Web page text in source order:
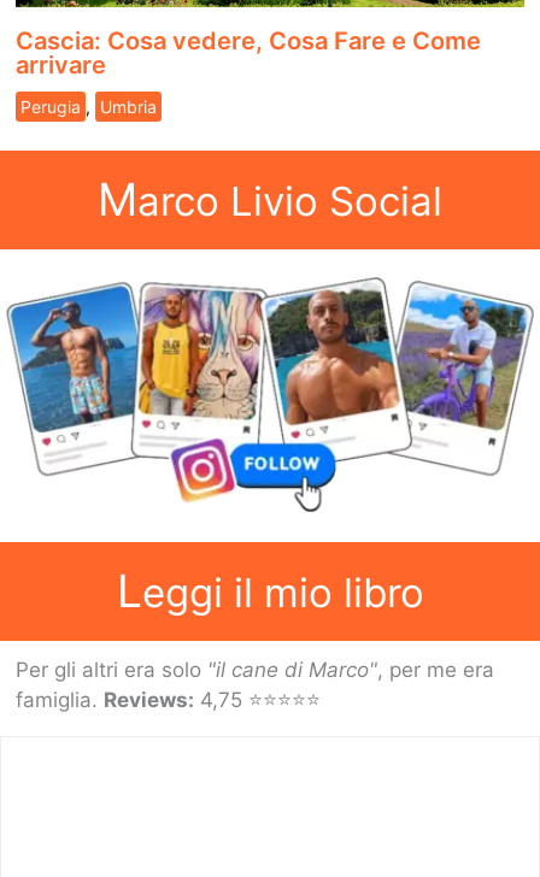
Cascia: Cosa vedere, Cosa Fare e Come
arrivare
Perugia , Umbria
Marco Livio Social
Leggi il mio libro
Per gli altri era solo "il cane di Marco", per me era
famiglia. Reviews: 4,75 ⭐⭐⭐⭐⭐